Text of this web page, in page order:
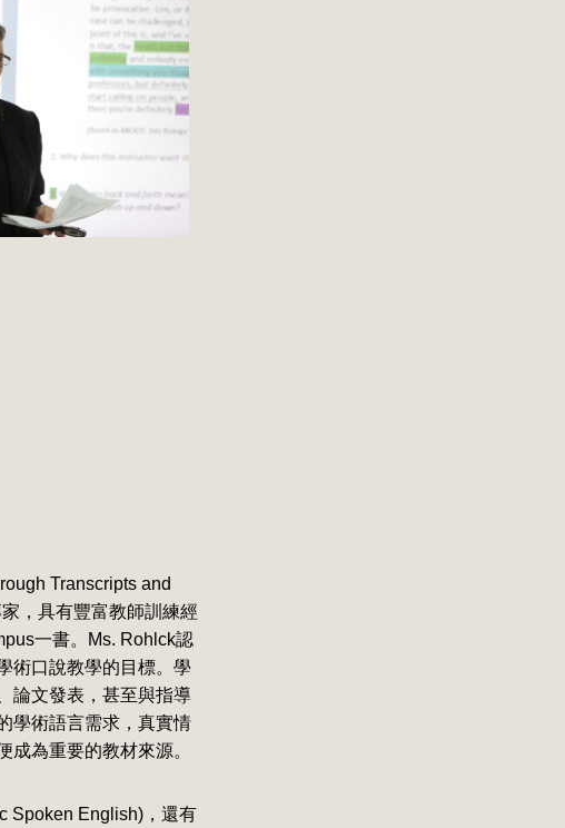
Transcripts and
，具有豐富教師訓練經
一書。Ms. Rohlck認
術口說教學的目標。學
論文發表，甚至與指導
學術語言需求，真實情
為重要的教材來源。
Spoken English)，還有